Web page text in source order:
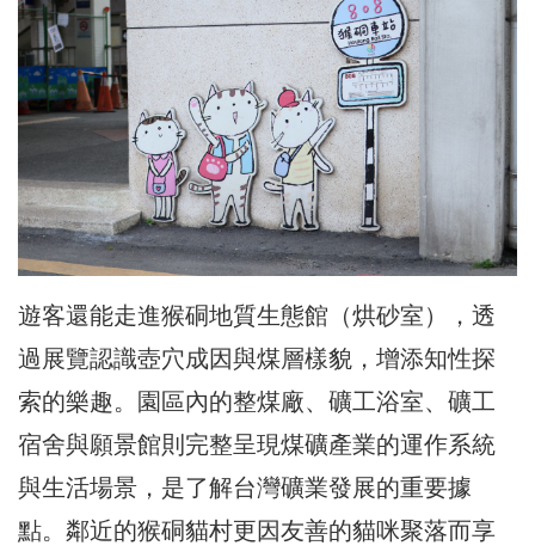
遊客還能走進猴硐地質生態館（烘砂室），透
過展覽認識壺穴成因與煤層樣貌，增添知性探
索的樂趣。園區內的整煤廠、礦工浴室、礦工
宿舍與願景館則完整呈現煤礦產業的運作系統
與生活場景，是了解台灣礦業發展的重要據
點。鄰近的猴硐貓村更因友善的貓咪聚落而享